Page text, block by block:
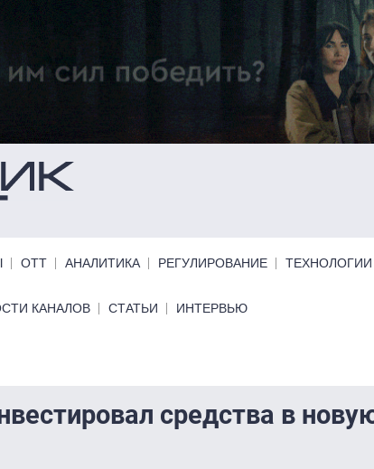
ОТТ АНАЛИТИКА РЕГУЛИРОВАНИЕ ТЕХНОЛОГИИ
КАНАЛОВ СТАТЬИ ИНТЕРВЬЮ
средства в